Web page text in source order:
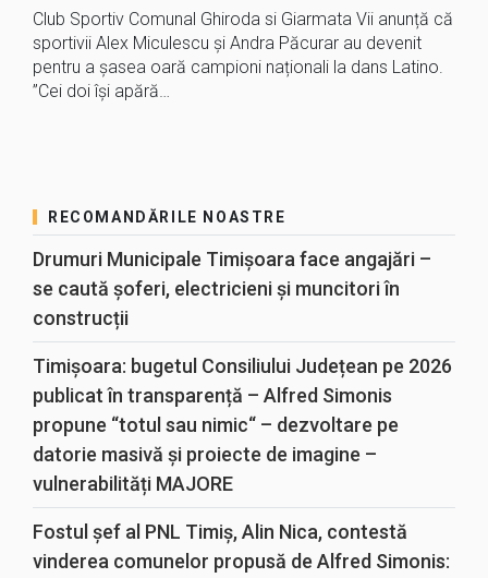
Club Sportiv Comunal Ghiroda si Giarmata Vii anunță că
sportivii Alex Miculescu și Andra Păcurar au devenit
pentru a șasea oară campioni naționali la dans Latino.
”Cei doi își apără…
RECOMANDĂRILE NOASTRE
Drumuri Municipale Timișoara face angajări –
se caută șoferi, electricieni și muncitori în
construcții
Timișoara: bugetul Consiliului Județean pe 2026
publicat în transparență – Alfred Simonis
propune “totul sau nimic“ – dezvoltare pe
datorie masivă și proiecte de imagine –
vulnerabilități MAJORE
Fostul șef al PNL Timiș, Alin Nica, contestă
vinderea comunelor propusă de Alfred Simonis: